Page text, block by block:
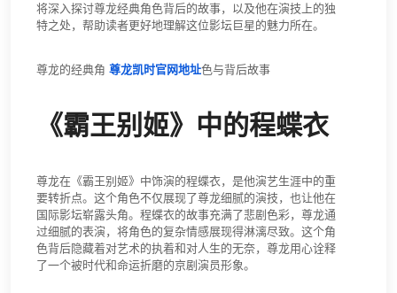
将深入探讨尊龙经典角色背后的故事，以及他在演技上的独
特之处，帮助读者更好地理解这位影坛巨星的魅力所在。
尊龙的经典角 尊龙凯时官网地址色与背后故事
《霸王别姬》中的程蝶衣
尊龙在《霸王别姬》中饰演的程蝶衣，是他演艺生涯中的重
要转折点。这个角色不仅展现了尊龙细腻的演技，也让他在
国际影坛崭露头角。程蝶衣的故事充满了悲剧色彩，尊龙通
过细腻的表演，将角色的复杂情感展现得淋漓尽致。这个角
色背后隐藏着对艺术的执着和对人生的无奈，尊龙用心诠释
了一个被时代和命运折磨的京剧演员形象。